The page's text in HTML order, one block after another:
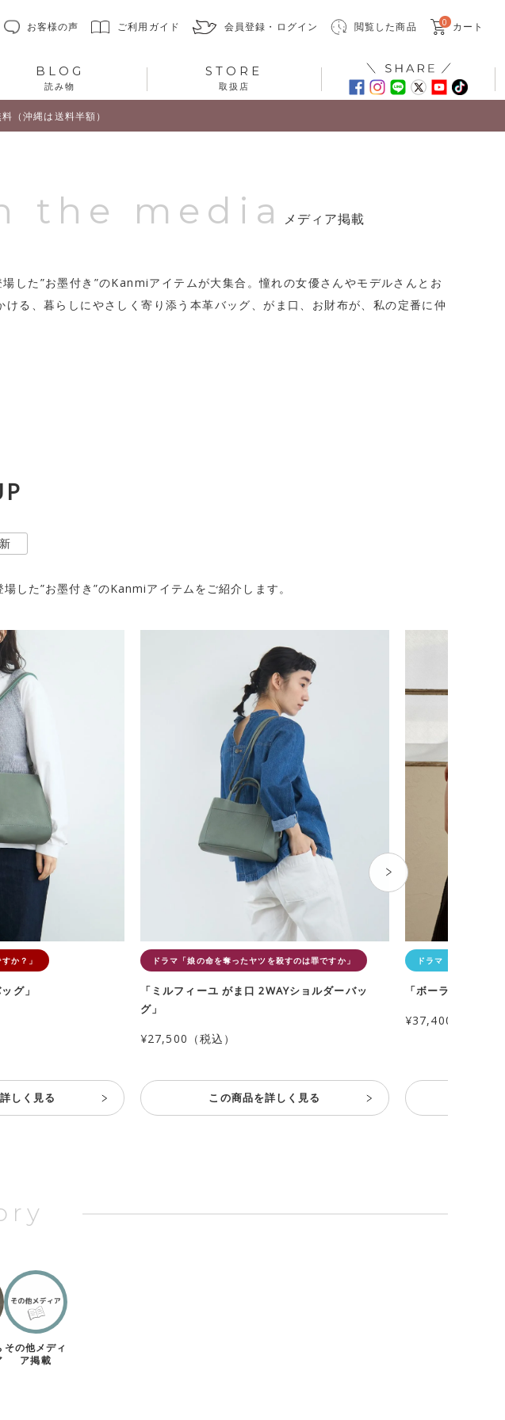
お客様の声 ご利用ガイド 会員登録・ログイン 閲覧した商品 0 カート
BLOG
読み物
STORE
取扱店
（沖縄は送料半額）
the media メディア掲載
した”お墨付き”のKanmiアイテムが大集合。憧れの女優さんやモデルさんとお
る、暮らしにやさしく寄り添う本革バッグ、がま口、お財布が、私の定番に仲
した”お墨付き”のKanmiアイテムをご紹介します。
か？」
グ」
しく見る
ドラマ「娘の命を奪ったヤツを殺すのは罪ですか」
「ミルフィーユ がま口 2WAYショルダーバッ
グ」
¥27,500（税込）
この商品を詳しく見る
ドラマ「PJ ～航空救
「ボーラー がま口
¥37,400（税込）
その他メディ
ア掲載